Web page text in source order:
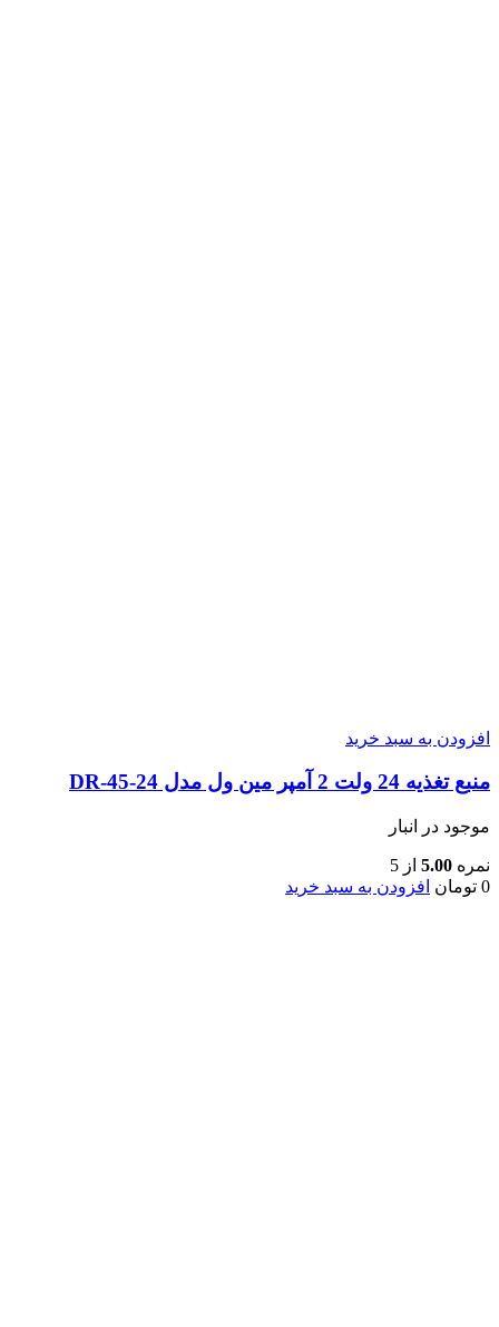
افزودن به سبد خرید
منبع تغذیه 24 ولت 2 آمپر مین ول مدل DR-45-24
موجود در انبار
نمره 5.00 از 5
0 تومان افزودن به سبد خرید